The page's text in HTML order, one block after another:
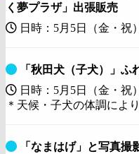
く夢プラザ」出張販売
日時：5月5日（金・祝
「秋田犬（子犬）」ふ
日時：5月5日（金・祝
＊天候・子犬の体調によ
「なまはげ」と写真撮